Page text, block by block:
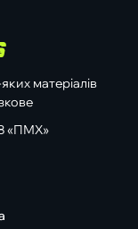
матеріалів
«ПМХ»